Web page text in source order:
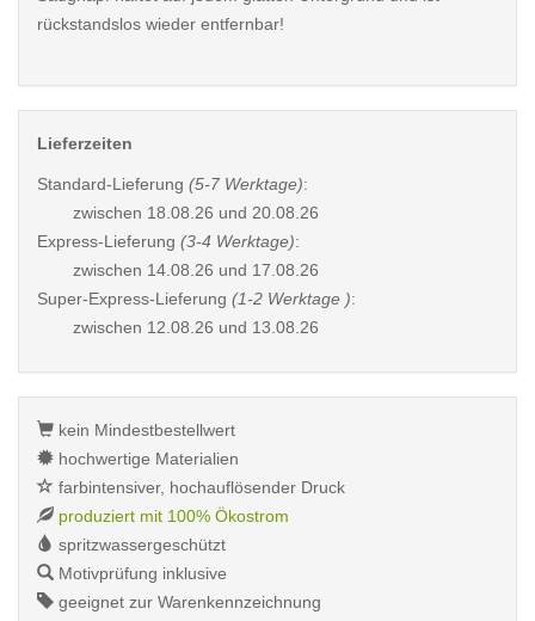
rückstandslos wieder entfernbar!
Lieferzeiten
Standard-Lieferung (5-7 Werktage):
zwischen 18.08.26 und 20.08.26
Express-Lieferung (3-4 Werktage):
zwischen 14.08.26 und 17.08.26
Super-Express-Lieferung (1-2 Werktage ):
zwischen 12.08.26 und 13.08.26
kein Mindestbestellwert
hochwertige Materialien
farbintensiver, hochauflösender Druck
produziert mit 100% Ökostrom
spritzwassergeschützt
Motivprüfung inklusive
geeignet zur Warenkennzeichnung